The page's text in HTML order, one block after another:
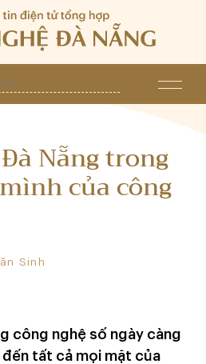
Nẵng trong
của công
Sinh
công nghệ số ngày càng
tất cả mọi mặt của